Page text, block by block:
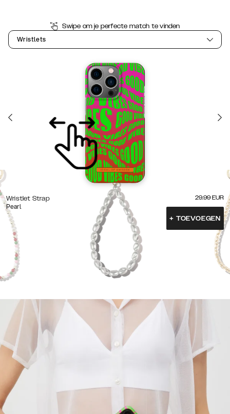
Swipe om je perfecte match te vinden
Wristlets
Wristlet Strap
Pearl
29.99 EUR
+ TOEVOEGEN